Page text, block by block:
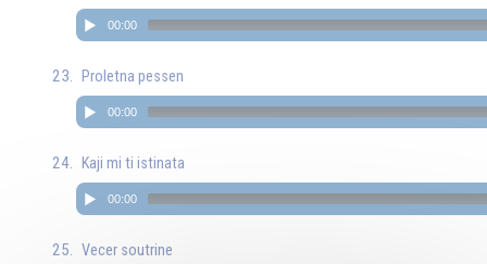
00:00
Proletna pessen
00:00
Kaji mi ti istinata
00:00
Vecer soutrine